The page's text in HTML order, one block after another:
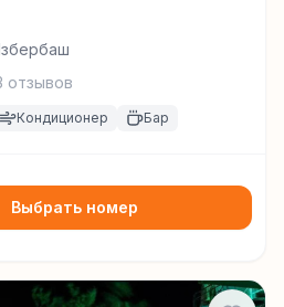
отзывов
Кондиционер Бар
Выбрать номер